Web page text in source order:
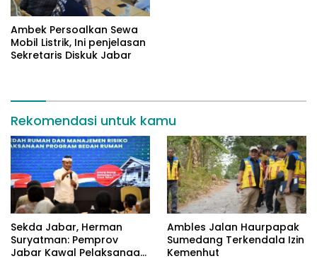
Ambek Persoalkan Sewa
Mobil Listrik, Ini penjelasan
Sekretaris Diskuk Jabar
Rekomendasi untuk kamu
Sekda Jabar, Herman
Suryatman: Pemprov
Jabar Kawal Pelaksanaan
Ambles Jalan Haurpapak
Sumedang Terkendala Izin
Kemenhut